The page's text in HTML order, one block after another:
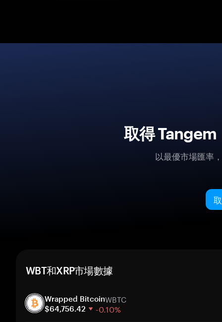
取得 Tangem
以最優市場匯率
WBT和XRP市場數據
Wrapped BitcoinWBTC
$64,756.42 -0.10%